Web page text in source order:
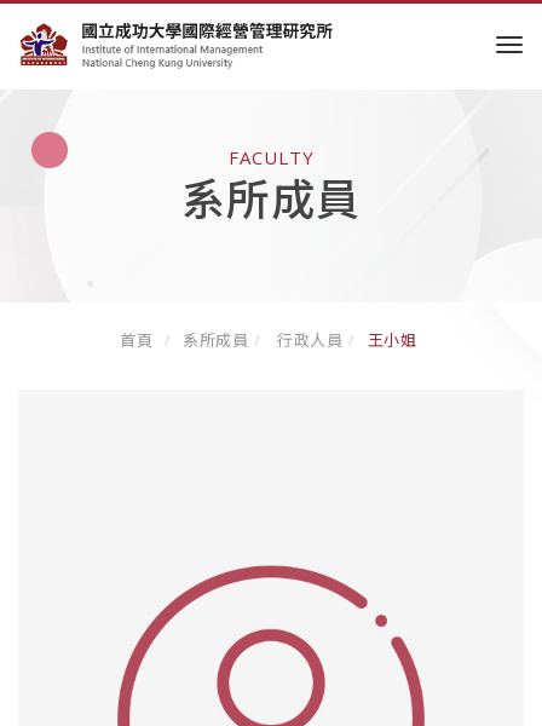
FACULTY
系所成員
首頁 系所成員 行政人員 王小姐